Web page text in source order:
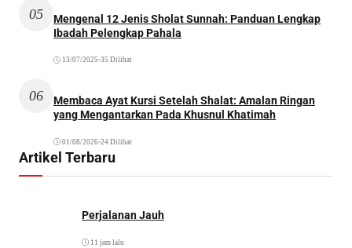
05
Mengenal 12 Jenis Sholat Sunnah: Panduan Lengkap
Ibadah Pelengkap Pahala
13/07/2025 •35 Dilihat
06
Membaca Ayat Kursi Setelah Shalat: Amalan Ringan
yang Mengantarkan Pada Khusnul Khatimah
01/08/2026•24 Dilihat
Artikel Terbaru
Perjalanan Jauh
11 jam lalu